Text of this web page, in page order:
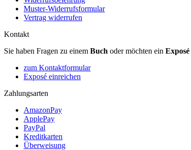
Muster-Widerrufsformular
Vertrag widerrufen
Kontakt
Sie haben Fragen zu einem Buch oder möchten ein Exposé
zum Kontaktformular
Exposé einreichen
Zahlungsarten
AmazonPay
ApplePay
PayPal
Kreditkarten
Überweisung